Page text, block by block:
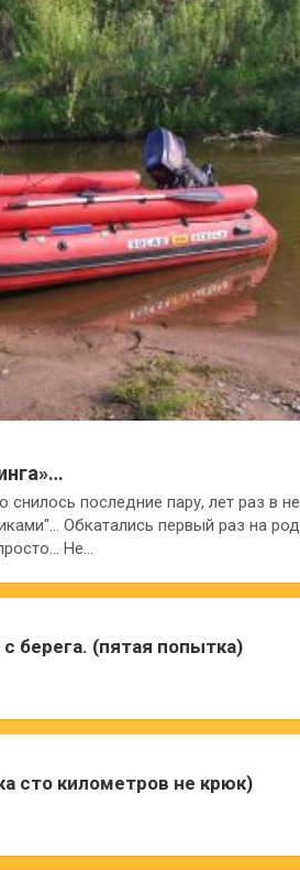
снилось последние пару, лет раз в
Обкатались первый раз на
Не…
берега. (пятая попытка)
сто километров не крюк)